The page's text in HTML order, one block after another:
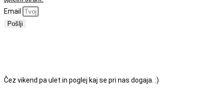
Email
Pošlji
Čez vikend pa ulet in poglej kaj se pri nas dogaja. :)